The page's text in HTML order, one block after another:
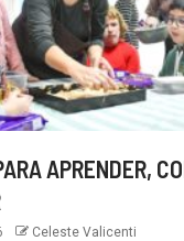
APRENDER,
Celeste Valicenti